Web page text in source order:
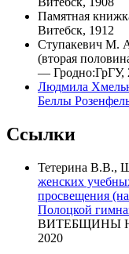
Памятная
Витебск, 1912
Ступакевич М.
(вторая
— Гродно:ГрГУ,
Людмила
Беллы
Ссылки
Тетерина В.В.,
женских
просвещения
Полоцкой
ВИТЕБЩИНЫ
2020